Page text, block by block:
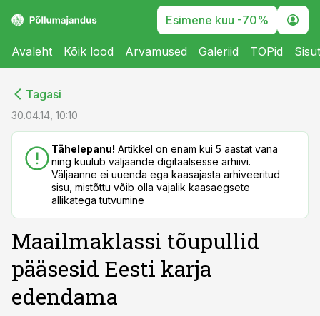
Esimene kuu -70%
Avaleht Kõik lood Arvamused Galeriid TOPid
Tagasi
30.04.14, 10:10
Tähelepanu! Artikkel on enam kui 5 aastat vana
ning kuulub väljaande digitaalsesse arhiivi.
Väljaanne ei uuenda ega kaasajasta arhiveeritud
sisu, mistõttu võib olla vajalik kaasaegsete
allikatega tutvumine
Maailmaklassi tõupullid
pääsesid Eesti karja
edendama